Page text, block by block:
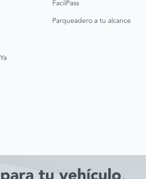
FacilPass
Parqueadero a tu alcance